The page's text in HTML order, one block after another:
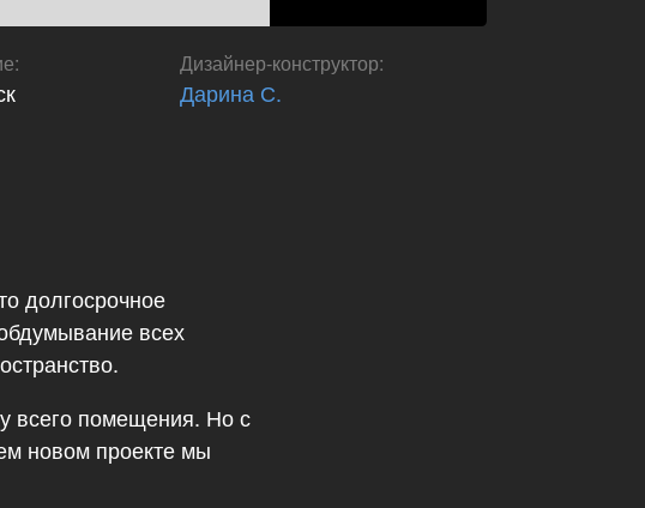
: Дизайнер-конструктор:
Дарина С.
долгосрочное
всех
всего помещения. Но с
новом проекте мы